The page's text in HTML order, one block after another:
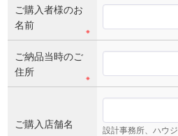
ご購入者様のお
名前
※
ご納品当時のご
住所
※
ご購入店舗名
設計事務所、ハウ